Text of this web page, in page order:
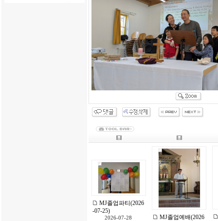
MJ졸업파티(2026
-07-25)
2026-07-28
MJ졸업예배(2026